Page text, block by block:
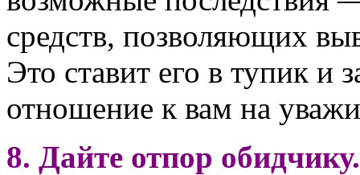
средств, позволяющих
Это ставит его в тупик и
отношение к вам на
8. Дайте отпор обидчику.